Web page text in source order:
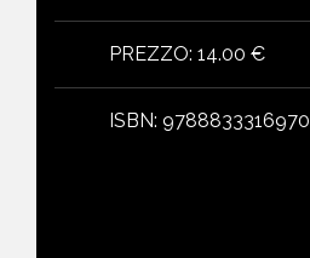
PREZZO: 14.00 €
ISBN: 9788833316970